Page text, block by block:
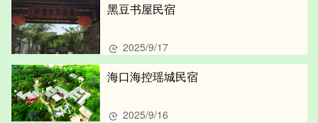
黑豆书屋民宿
2025/9/17
海口海控瑶城民宿
2025/9/16